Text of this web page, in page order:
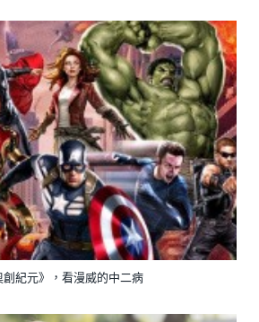
紀元》，看漫威的中二病